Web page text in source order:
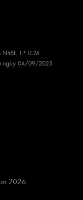
TPHCM
ngày 04/09/2025
2026